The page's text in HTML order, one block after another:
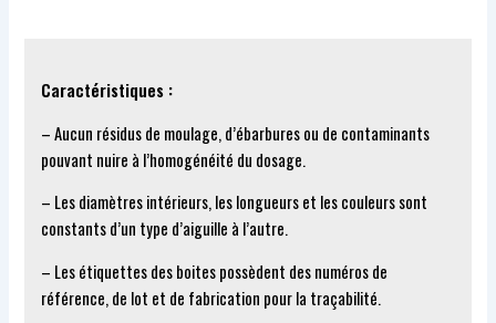
Caractéristiques :
– Aucun résidus de moulage, d’ébarbures ou de contaminants
pouvant nuire à l’homogénéité du dosage.
– Les diamètres intérieurs, les longueurs et les couleurs sont
constants d’un type d’aiguille à l’autre.
– Les étiquettes des boites possèdent des numéros de
référence, de lot et de fabrication pour la traçabilité.